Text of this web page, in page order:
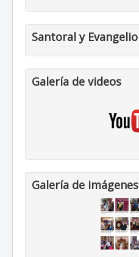
Santoral y Evangelio
Galería de videos
Galería de imágenes